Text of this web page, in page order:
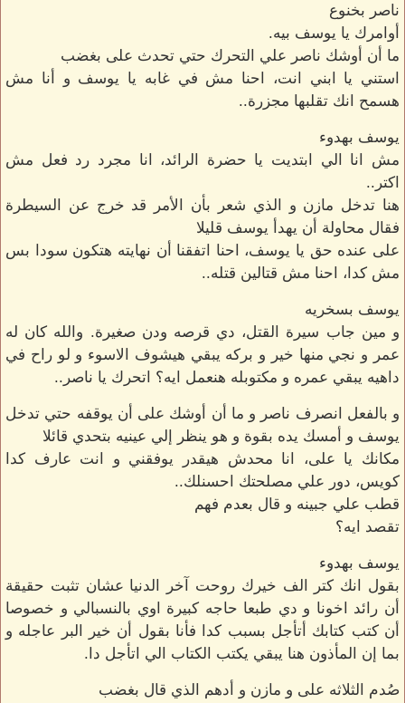
ناصر بخنوع
أوامرك يا يوسف بيه.
ما أن أوشك ناصر علي التحرك حتي تحدث على بغضب
استني يا ابني انت، احنا مش في غابه يا يوسف و أنا مش
هسمح انك تقلبها مجزرة..
يوسف بهدوء
مش انا الي ابتديت يا حضرة الرائد، انا مجرد رد فعل مش
اكتر..
هنا تدخل مازن و الذي شعر بأن الأمر قد خرج عن السيطرة
فقال محاولة أن يهدأ يوسف قليلا
على عنده حق يا يوسف، احنا اتفقنا أن نهايته هتكون سودا بس
مش كدا، احنا مش قتالين قتله..
يوسف بسخريه
و مين جاب سيرة القتل، دي قرصه ودن صغيرة. والله كان له
عمر و نجي منها خير و بركه يبقي هيشوف الاسوء و لو راح في
داهيه يبقي عمره و مكتوبله هنعمل ايه؟ اتحرك يا ناصر..
و بالفعل انصرف ناصر و ما أن أوشك على أن يوقفه حتي تدخل
يوسف و أمسك يده بقوة و هو ينظر إلي عينيه بتحدي قائلا
مكانك يا على، انا محدش هيقدر يوفقني و انت عارف كدا
كويس، دور علي مصلحتك احسنلك..
قطب علي جبينه و قال بعدم فهم
تقصد ايه؟
يوسف بهدوء
بقول انك كتر الف خيرك روحت آخر الدنيا عشان تثبت حقيقة
أن رائد اخونا و دي طبعا حاجه كبيرة اوي بالنسبالي و خصوصا
أن كتب كتابك أتأجل بسبب كدا فأنا بقول أن خير البر عاجله و
بما إن المأذون هنا يبقي يكتب الكتاب الي اتأجل دا.
صُدم الثلاثه على و مازن و أدهم الذي قال بغضب